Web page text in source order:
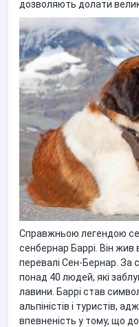
дозволяють долати
Справжньою легендою
сенбернар Баррі. Він жив
перевалі Сен-Бернар. За
понад 40 людей, які
лавини. Баррі став
альпіністів і туристів,
впевненість у тому, що